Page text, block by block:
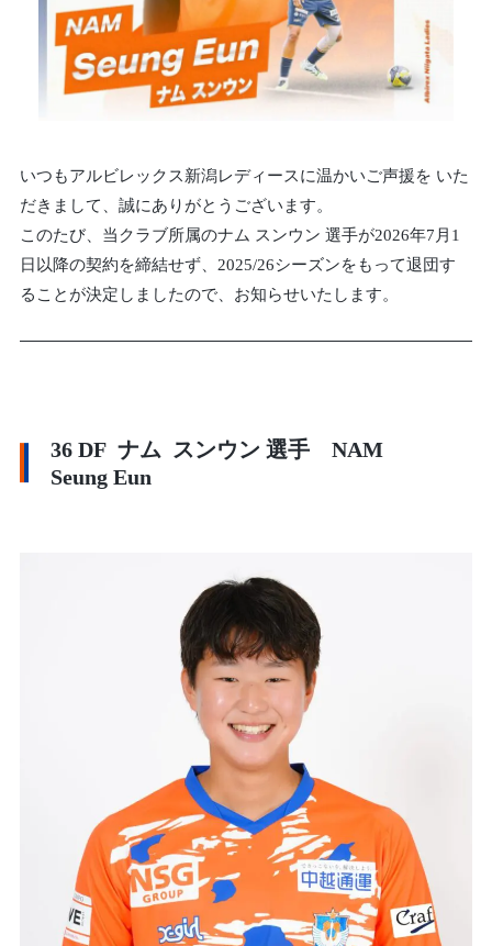
いつもアルビレックス新潟レディースに温かいご声援を いた
だきまして、誠にありがとうございます。
このたび、当クラブ所属のナム スンウン 選手が2026年7月1
日以降の契約を締結せず、2025/26シーズンをもって退団す
ることが決定しましたので、お知らせいたします。
36 DF ナム スンウン 選手 NAM
Seung Eun